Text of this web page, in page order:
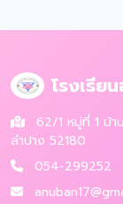
โรงเรีย
62/1 หมู่ที่ 1 บ้
ลำปาง 52180
054-299252